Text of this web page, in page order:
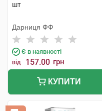
шт
Дарниця ФФ
Є в наявності
від 157.00 грн
КУПИТИ